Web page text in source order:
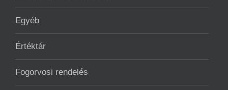
Egyéb
Értéktár
Fogorvosi rendelés